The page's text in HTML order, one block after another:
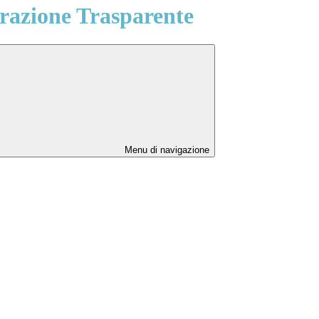
Trasparente
Menu di navigazione